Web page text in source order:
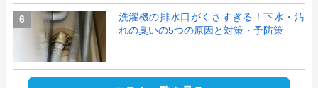
6
洗濯機の排水口がくさすぎる！下水・汚
れの臭いの5つの原因と対策・予防策